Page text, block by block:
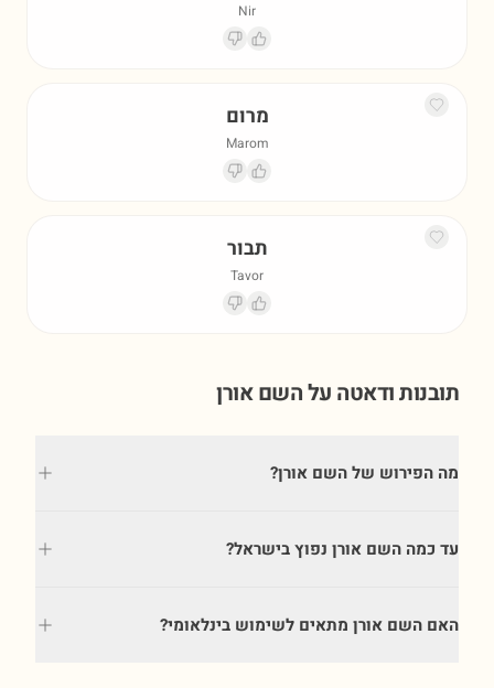
Nir
מרום
Marom
תבור
Tavor
תובנות ודאטה על השםאורן
מה הפירוש של השם אורן?
עד כמה השם אורן נפוץ בישראל?
האם השם אורן מתאים לשימוש בינלאומי?